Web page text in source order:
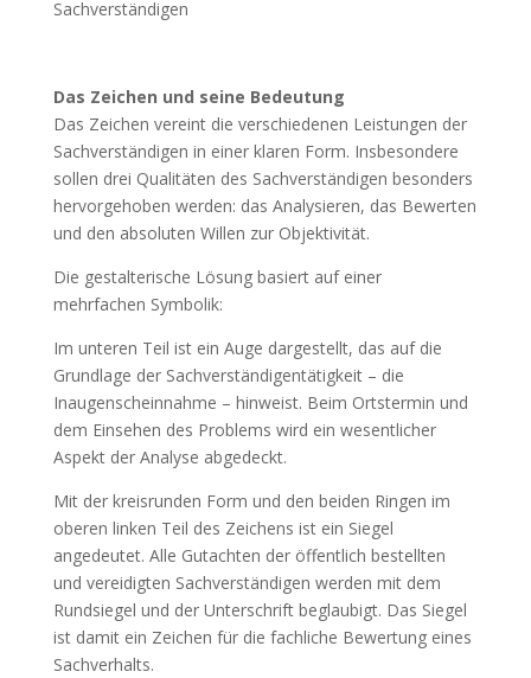
Sachverständigen
Das Zeichen und seine Bedeutung
Das Zeichen vereint die verschiedenen Leistungen der
Sachverständigen in einer klaren Form. Insbesondere
sollen drei Qualitäten des Sachverständigen besonders
hervorgehoben werden: das Analysieren, das Bewerten
und den absoluten Willen zur Objektivität.
Die gestalterische Lösung basiert auf einer
mehrfachen Symbolik:
Im unteren Teil ist ein Auge dargestellt, das auf die
Grundlage der Sachverständigentätigkeit – die
Inaugenscheinnahme – hinweist. Beim Ortstermin und
dem Einsehen des Problems wird ein wesentlicher
Aspekt der Analyse abgedeckt.
Mit der kreisrunden Form und den beiden Ringen im
oberen linken Teil des Zeichens ist ein Siegel
angedeutet. Alle Gutachten der öffentlich bestellten
und vereidigten Sachverständigen werden mit dem
Rundsiegel und der Unterschrift beglaubigt. Das Siegel
ist damit ein Zeichen für die fachliche Bewertung eines
Sachverhalts.